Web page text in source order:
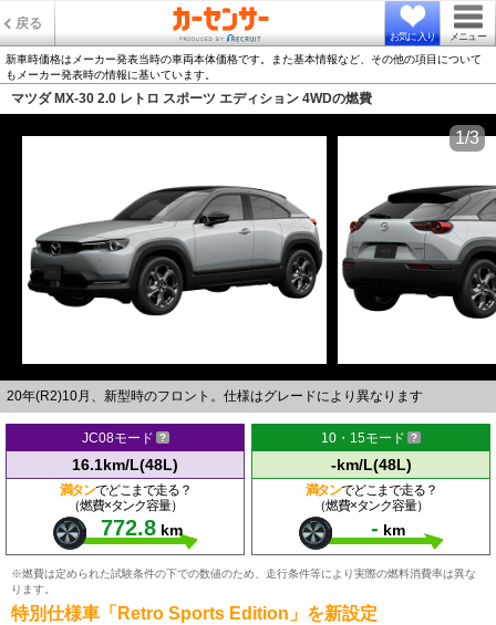
戻る
お気に入り メニュー
新車時価格はメーカー発表当時の車両本体価格です。また基本情報など、その他の項目について
もメーカー発表時の情報に基いています。
マツダ MX-30 2.0 レトロ スポーツ エディション 4WDの燃費
20年(R2)10月、新型時のフロント。仕様はグレードにより異なります
1/3
JC08モード
16.1km/L(48L)
満タンでどこまで走る？
（燃費×タンク容量）
772.8 km
10・15モード
-km/L(48L)
満タンでどこまで走る？
（燃費×タンク容量）
- km
※燃費は定められた試験条件の下での数値のため、走行条件等により実際の燃料消費率は異な
ります。
特別仕様車「Retro Sports Edition」を新設定